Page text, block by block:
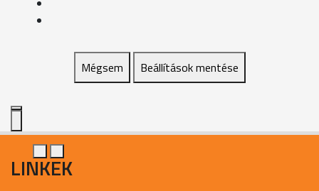
Mégsem Beállítások mentése
LINKEK